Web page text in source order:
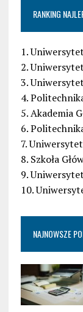
RANKING
1.
2.
3.
4.
5. Akademia
6.
7.
8. Szkoła
9.
10.
NAJNOWSZE